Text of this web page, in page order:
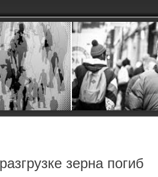
зерна погиб